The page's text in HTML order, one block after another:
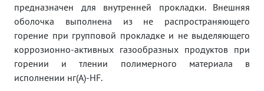
предназначен для внутренней прокладки. Внешняя
оболочка выполнена из не распространяющего
горение при групповой прокладке и не выделяющего
коррозионно-активных газообразных продуктов при
горении и тлении полимерного материала в
исполнении нг(A)-HF.